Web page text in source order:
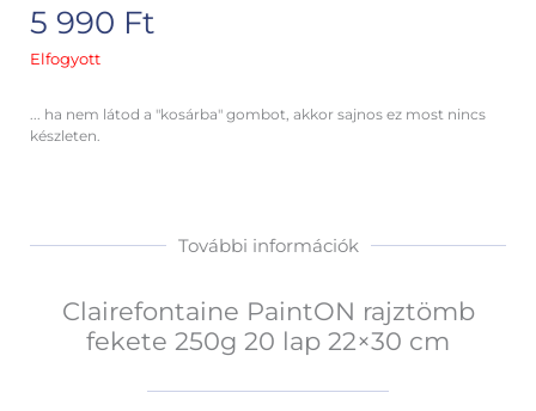
5 990 Ft
Elfogyott
... ha nem látod a "kosárba" gombot, akkor sajnos ez most nincs
készleten.
További információk
Clairefontaine PaintON rajztömb
fekete 250g 20 lap 22×30 cm